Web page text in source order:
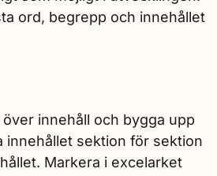
ord, begrepp och innehållet
innehåll och bygga upp
innehållet sektion för sektion
Markera i excelarket